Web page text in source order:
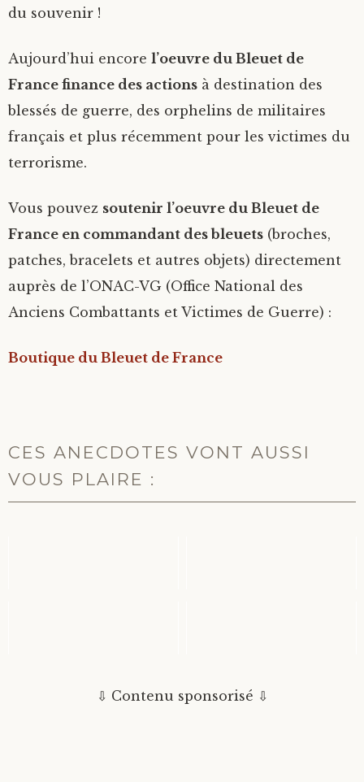
du souvenir !
Aujourd’hui encore l’oeuvre du Bleuet de
France finance des actions à destination des
blessés de guerre, des orphelins de militaires
français et plus récemment pour les victimes du
terrorisme.
Vous pouvez soutenir l’oeuvre du Bleuet de
France en commandant des bleuets (broches,
patches, bracelets et autres objets) directement
auprès de l’ONAC-VG (Office National des
Anciens Combattants et Victimes de Guerre) :
Boutique du Bleuet de France
CES ANECDOTES VONT AUSSI
VOUS PLAIRE :
SEULE DES 7
MERVEILLE...
⇩ Contenu sponsorisé ⇩